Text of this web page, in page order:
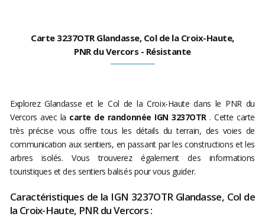
Carte 3237OTR Glandasse, Col de la Croix-Haute,
PNR du Vercors - Résistante
Explorez Glandasse et le Col de la Croix-Haute dans le PNR du
Vercors avec la carte de randonnée IGN 3237OTR . Cette carte
très précise vous offre tous les détails du terrain, des voies de
communication aux sentiers, en passant par les constructions et les
arbres isolés. Vous trouverez également des informations
touristiques et des sentiers balisés pour vous guider.
Caractéristiques de la IGN 3237OTR Glandasse, Col de
la Croix-Haute, PNR du Vercors :